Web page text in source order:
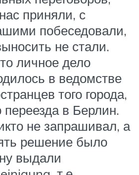
приняли, с
побеседовали,
не стали.
личное дело
в ведомстве
того города,
в Берлин.
не запрашивал, а
решение было
выдали